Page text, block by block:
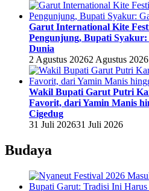
Garut International Kite
Pengunjung, Bupati
Dunia
2 Agustus 20262 Agustus 2026
Wakil Bupati Garut Putri
Favorit, dari Yamin Manis
Cigedug
31 Juli 202631 Juli 2026
Budaya